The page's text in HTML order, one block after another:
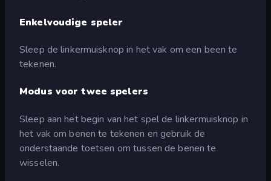
Enkelvoudige speler
Sleep de linkermuisknop in het vak om een been te
tekenen.
Modus voor twee spelers
Sleep aan het begin van het spel de linkermuisknop in
het vak om benen te tekenen en gebruik de
onderstaande toetsen om tussen de benen te
wisselen.